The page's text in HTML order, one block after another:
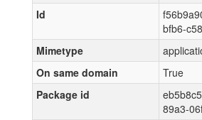
Id
bfb6-
Mimetype
On same domain
True
Package id
89a3-